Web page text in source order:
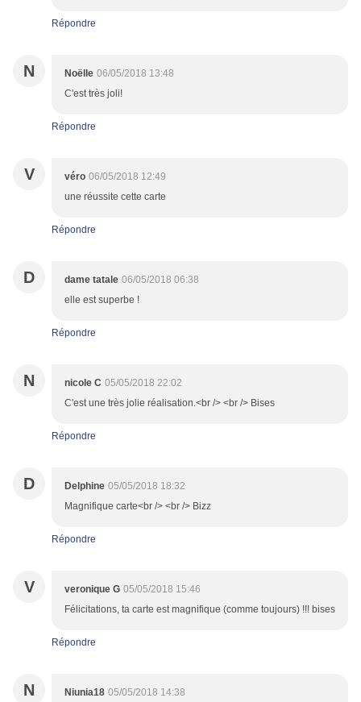
Répondre
N Noëlle 06/05/2018 13:48
C'est très joli!
Répondre
V véro 06/05/2018 12:49
une réussite cette carte
Répondre
D dame tatale 06/05/2018 06:38
elle est superbe !
Répondre
N nicole C 05/05/2018 22:02
C'est une très jolie réalisation.<br /> <br /> Bises
Répondre
D Delphine 05/05/2018 18:32
Magnifique carte<br /> <br /> Bizz
Répondre
V veronique G 05/05/2018 15:46
Félicitations, ta carte est magnifique (comme toujours) !!! bises
Répondre
N Niunia18 05/05/2018 14:38